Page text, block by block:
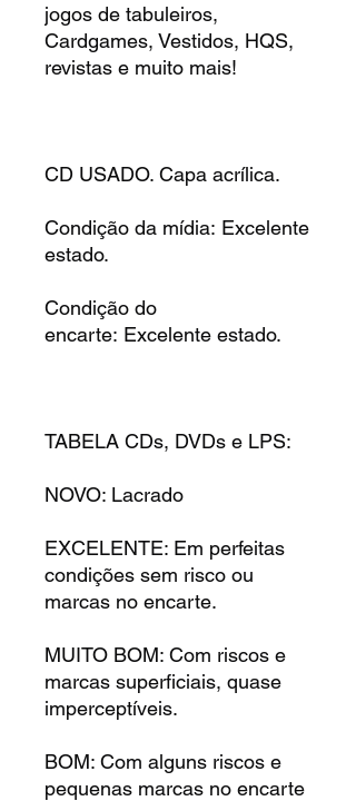
jogos de tabuleiros,
Cardgames, Vestidos, HQS,
revistas e muito mais!
CD USADO. Capa acrílica.
Condição da mídia: Excelente
estado.
Condição do
encarte: Excelente estado.
TABELA CDs, DVDs e LPS:
NOVO: Lacrado
EXCELENTE: Em perfeitas
condições sem risco ou
marcas no encarte.
MUITO BOM: Com riscos e
marcas superficiais, quase
imperceptíveis.
BOM: Com alguns riscos e
pequenas marcas no encarte